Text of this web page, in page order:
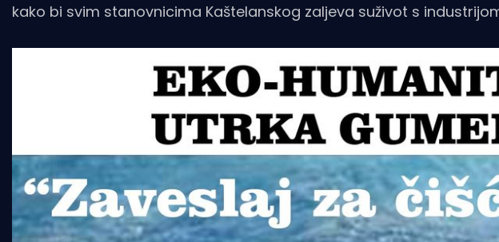
kako bi svim stanovnicima Kaštelanskog zaljeva suživot s